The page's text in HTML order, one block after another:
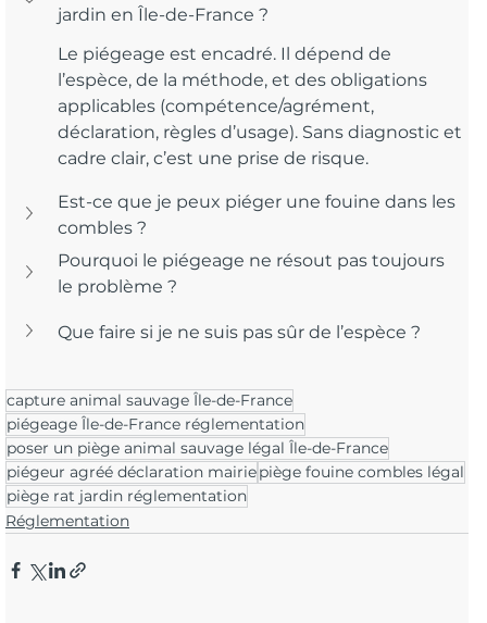
jardin en Île-de-France ?
Le piégeage est encadré. Il dépend de
l’espèce, de la méthode, et des obligations
applicables (compétence/agrément,
déclaration, règles d’usage). Sans diagnostic et
cadre clair, c’est une prise de risque.
Est-ce que je peux piéger une fouine dans les
combles ?
Pourquoi le piégeage ne résout pas toujours
le problème ?
Que faire si je ne suis pas sûr de l’espèce ?
capture animal sauvage Île-de-France
piégeage Île-de-France réglementation
poser un piège animal sauvage légal Île-de-France
piégeur agréé déclaration mairiepiège fouine combles légal
piège rat jardin réglementation
Réglementation